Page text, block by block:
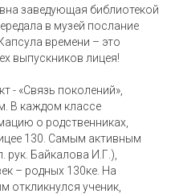
заведующая библиотекой
в музей послание
времени – это
выпускников лицея!
- «Связь поколений»,
В каждом классе
о родственниках,
130. Самым активным
рук. Байкалова И.Г.),
– родных 130ке. На
откликнулся ученик,